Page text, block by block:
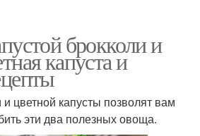
брокколи и
капуста и
цветной капусты позволят вам
эти два полезных овоща.